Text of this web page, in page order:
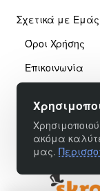
ακόμα
μας.
Σχετικά με Εμάς
Όροι Χρήσης
Επικοινωνία
Sitemap